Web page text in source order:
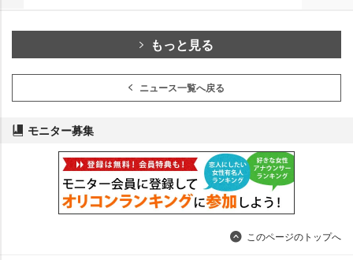
もっと見る
ニュース一覧へ戻る
モニター募集
このページのトップへ